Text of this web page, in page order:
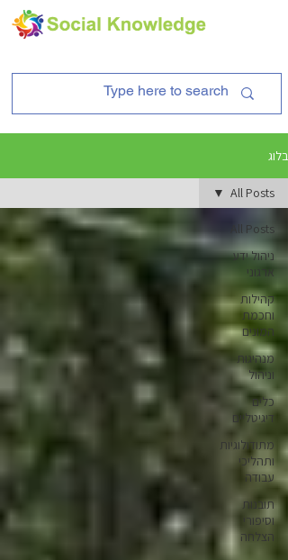
בלוג
All Posts
ניהול ידע
ארגוני
קהילות
וחכמת
המונים
מנהיגות
וניהול
כלים
דיגיטליים
מתודולוגיות
ותהליכי
עבודה
תובנות
וסיפורי
הצלחה
All Posts